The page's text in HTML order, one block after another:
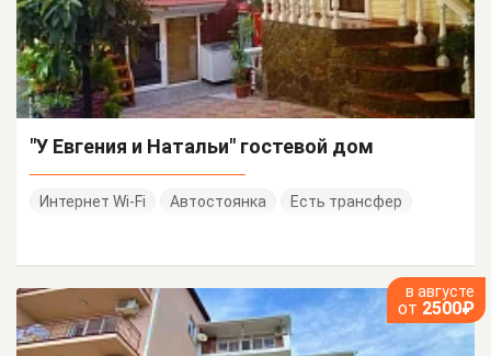
"У Евгения и Натальи" гостевой дом
Интернет Wi-Fi Автостоянка Есть трансфер
в августе
от 2500₽